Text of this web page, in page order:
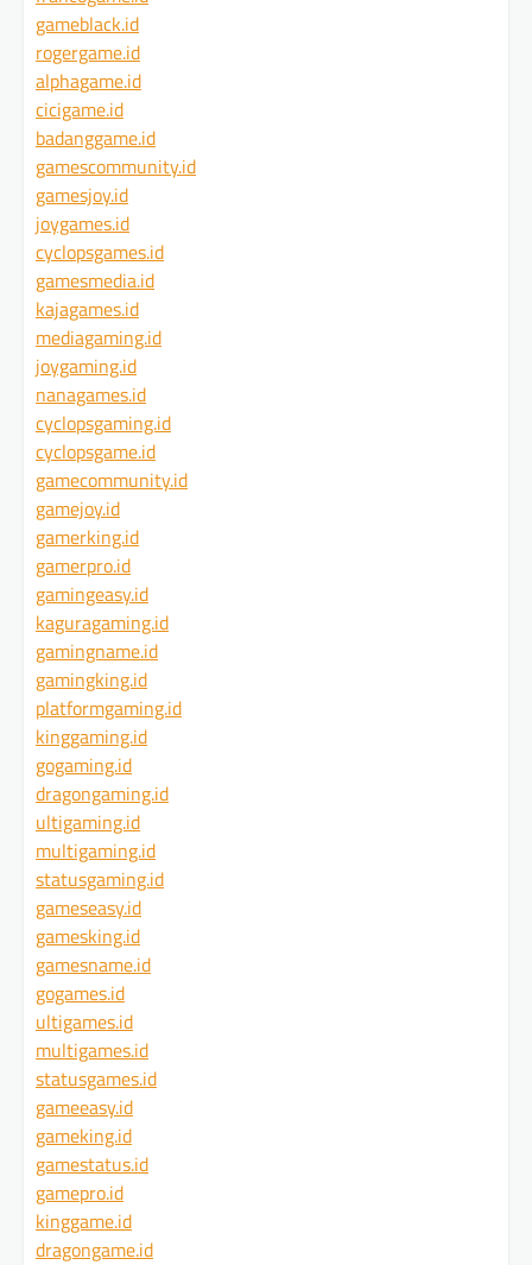
gameblack.id
rogergame.id
alphagame.id
cicigame.id
badanggame.id
gamescommunity.id
gamesjoy.id
joygames.id
cyclopsgames.id
gamesmedia.id
kajagames.id
mediagaming.id
joygaming.id
nanagames.id
cyclopsgaming.id
cyclopsgame.id
gamecommunity.id
gamejoy.id
gamerking.id
gamerpro.id
gamingeasy.id
kaguragaming.id
gamingname.id
gamingking.id
platformgaming.id
kinggaming.id
gogaming.id
dragongaming.id
ultigaming.id
multigaming.id
statusgaming.id
gameseasy.id
gamesking.id
gamesname.id
gogames.id
ultigames.id
multigames.id
statusgames.id
gameeasy.id
gameking.id
gamestatus.id
gamepro.id
kinggame.id
dragongame.id